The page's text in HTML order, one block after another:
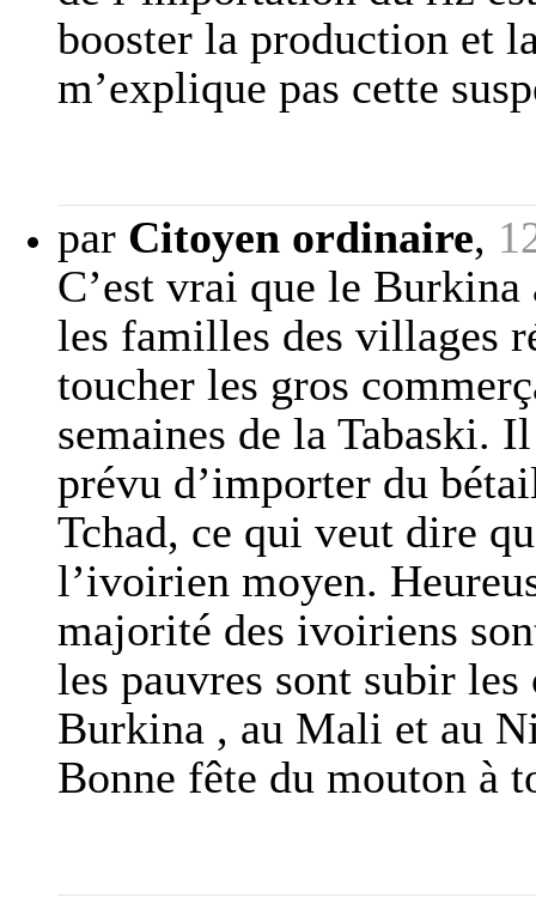
booster la production et
m’explique pas cette
par Citoyen ordinaire,
C’est vrai que le
les familles des villages
toucher les gros
semaines de la Tabaski.
prévu d’importer du
Tchad, ce qui veut dire
l’ivoirien moyen.
majorité des ivoiriens
les pauvres sont subir
Burkina , au Mali et au
Bonne fête du mouton à